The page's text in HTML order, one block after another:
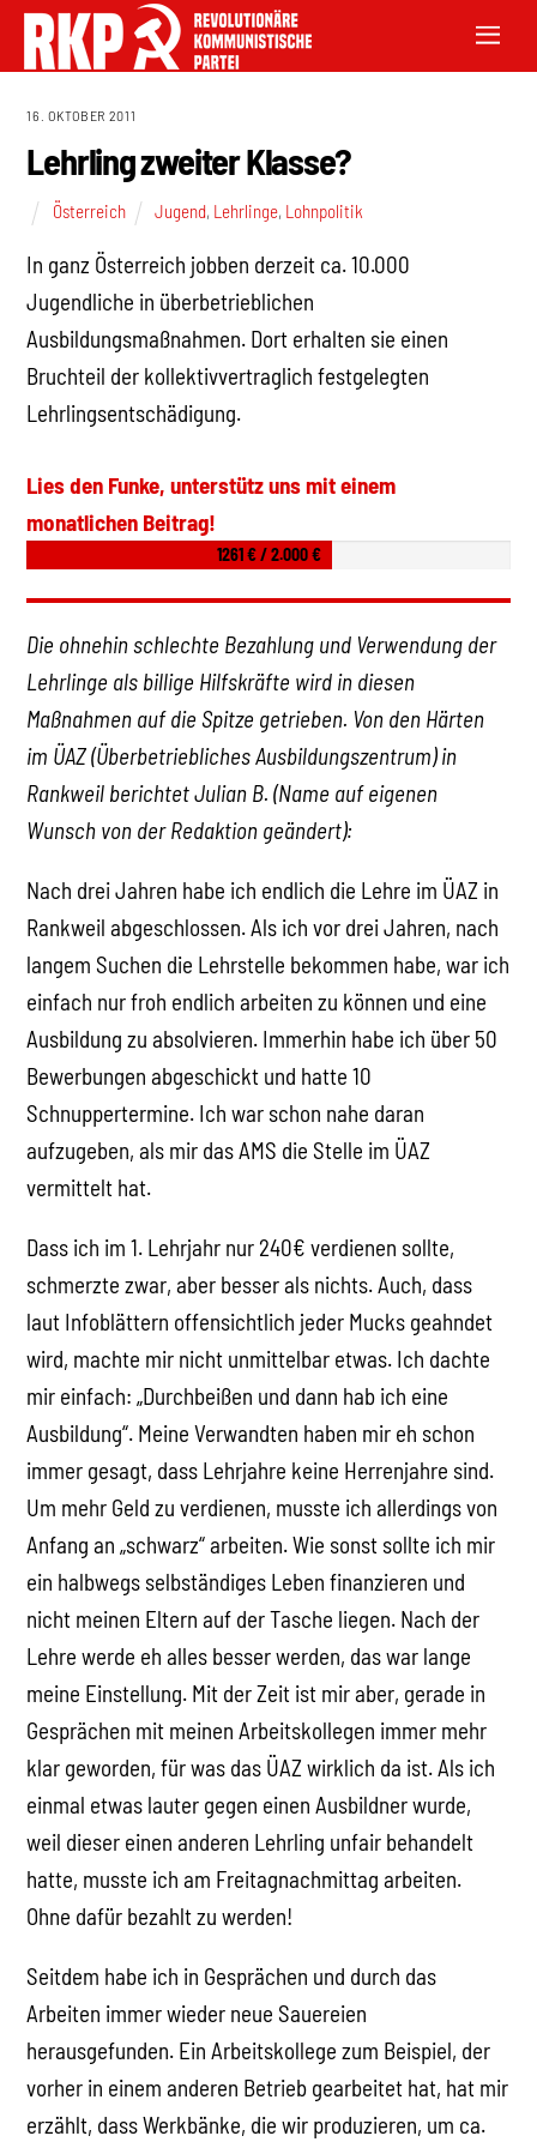
16. OKTOBER 2011
Lehrling zweiter Klasse?
Österreich Jugend, Lehrlinge, Lohnpolitik
In ganz Österreich jobben derzeit ca. 10.000
Jugendliche in überbetrieblichen
Ausbildungsmaßnahmen. Dort erhalten sie einen
Bruchteil der kollektivvertraglich festgelegten
Lehrlingsentschädigung.
Lies den Funke, unterstütz uns mit einem
monatlichen Beitrag!
1261 € / 2.000 €
Die ohnehin schlechte Bezahlung und Verwendung der
Lehrlinge als billige Hilfskräfte wird in diesen
Maßnahmen auf die Spitze getrieben. Von den Härten
im ÜAZ (Überbetriebliches Ausbildungszentrum) in
Rankweil berichtet Julian B. (Name auf eigenen
Wunsch von der Redaktion geändert):
Nach drei Jahren habe ich endlich die Lehre im ÜAZ in
Rankweil abgeschlossen. Als ich vor drei Jahren, nach
langem Suchen die Lehrstelle bekommen habe, war ich
einfach nur froh endlich arbeiten zu können und eine
Ausbildung zu absolvieren. Immerhin habe ich über 50
Bewerbungen abgeschickt und hatte 10
Schnuppertermine. Ich war schon nahe daran
aufzugeben, als mir das AMS die Stelle im ÜAZ
vermittelt hat.
Dass ich im 1. Lehrjahr nur 240€ verdienen sollte,
schmerzte zwar, aber besser als nichts. Auch, dass
laut Infoblättern offensichtlich jeder Mucks geahndet
wird, machte mir nicht unmittelbar etwas. Ich dachte
mir einfach: „Durchbeißen und dann hab ich eine
Ausbildung“. Meine Verwandten haben mir eh schon
immer gesagt, dass Lehrjahre keine Herrenjahre sind.
Um mehr Geld zu verdienen, musste ich allerdings von
Anfang an „schwarz“ arbeiten. Wie sonst sollte ich mir
ein halbwegs selbständiges Leben finanzieren und
nicht meinen Eltern auf der Tasche liegen. Nach der
Lehre werde eh alles besser werden, das war lange
meine Einstellung. Mit der Zeit ist mir aber, gerade in
Gesprächen mit meinen Arbeitskollegen immer mehr
klar geworden, für was das ÜAZ wirklich da ist. Als ich
einmal etwas lauter gegen einen Ausbildner wurde,
weil dieser einen anderen Lehrling unfair behandelt
hatte, musste ich am Freitagnachmittag arbeiten.
Ohne dafür bezahlt zu werden!
Seitdem habe ich in Gesprächen und durch das
Arbeiten immer wieder neue Sauereien
herausgefunden. Ein Arbeitskollege zum Beispiel, der
vorher in einem anderen Betrieb gearbeitet hat, hat mir
erzählt, dass Werkbänke, die wir produzieren, um ca.